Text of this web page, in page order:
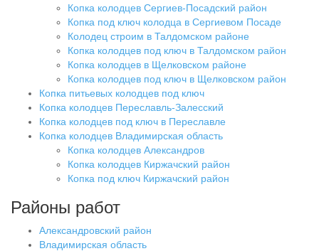
Копка колодцев Сергиев-Посадский район
Копка под ключ колодца в Сергиевом Посаде
Колодец строим в Талдомском районе
Копка колодцев под ключ в Талдомском район
Копка колодцев в Щелковском районе
Копка колодцев под ключ в Щелковском район
Копка питьевых колодцев под ключ
Копка колодцев Переславль-Залесский
Копка колодцев под ключ в Переславле
Копка колодцев Владимирская область
Копка колодцев Александров
Копка колодцев Киржачский район
Копка под ключ Киржачский район
Районы работ
Александровский район
Владимирская область